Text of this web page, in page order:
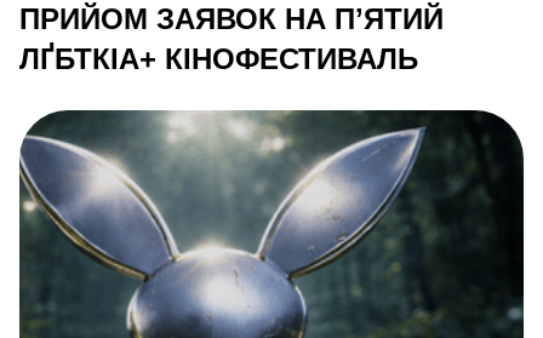
ПРИЙОМ ЗАЯВОК НА ПʼЯТИЙ
ЛҐБТКІА+ КІНОФЕСТИВАЛЬ